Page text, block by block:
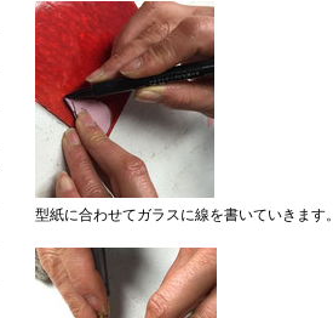
型紙に合わせてガラスに線を書いていきます。